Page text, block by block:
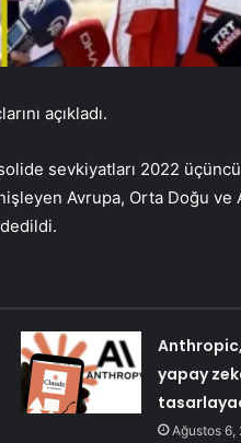
açıkladı.
sevkiyatları 2022
Avrupa, Orta Doğu ve
yapay
Ağustos 6,